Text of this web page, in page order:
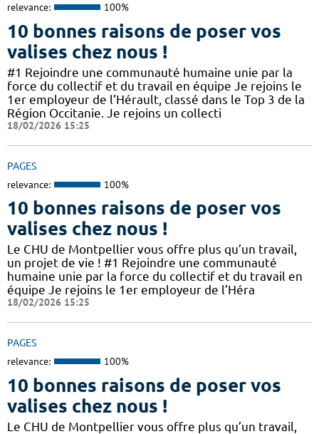
relevance: 100%
10 bonnes raisons de poser vos
valises chez nous !
#1 Rejoindre une communauté humaine unie par la
force du collectif et du travail en équipe Je rejoins le
1er employeur de l’Hérault, classé dans le Top 3 de la
Région Occitanie. Je rejoins un collecti
18/02/2026 15:25
PAGES
relevance: 100%
10 bonnes raisons de poser vos
valises chez nous !
Le CHU de Montpellier vous offre plus qu’un travail,
un projet de vie ! #1 Rejoindre une communauté
humaine unie par la force du collectif et du travail en
équipe Je rejoins le 1er employeur de l’Héra
18/02/2026 15:25
PAGES
relevance: 100%
10 bonnes raisons de poser vos
valises chez nous !
Le CHU de Montpellier vous offre plus qu’un travail,